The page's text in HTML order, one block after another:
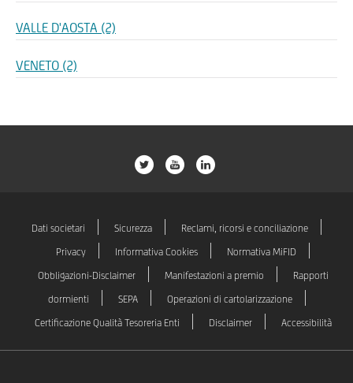
VALLE D'AOSTA (2)
VENETO (2)
ico-
twitter
ico-
youtubelinkedin
Dati societari Sicurezza
Reclami, ricorsi e conciliazione
Privacy
Informativa Cookies
Normativa MiFID
Obbligazioni-Disclaimer
Manifestazioni a premio
Rapporti
dormienti
SEPA
Operazioni di cartolarizzazione
Certificazione Qualità Tesoreria Enti
Disclaimer Accessibilità